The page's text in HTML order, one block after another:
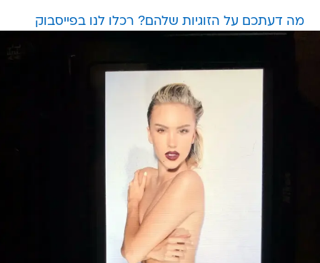
מה דעתכם על הזוגיות שלהם? רכלו לנו בפייסבוק